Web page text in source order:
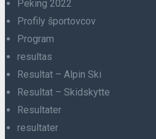
Peking 2022
Profily športovcov
Program
resultas
Resultat – Alpin Ski
Resultat – Skidskytte
Resultater
resultater